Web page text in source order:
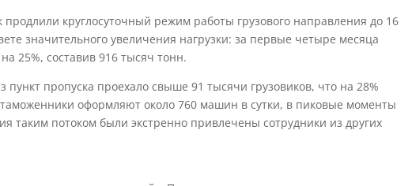
круглосуточный режим работы грузового направления до 16
значительного увеличения нагрузки: за первые четыре месяца
25%, составив 916 тысяч тонн.
пункт пропуска проехало свыше 91 тысячи грузовиков, что на 28%
оформляют около 760 машин в сутки, в пиковые моменты
таким потоком были экстренно привлечены сотрудники из других